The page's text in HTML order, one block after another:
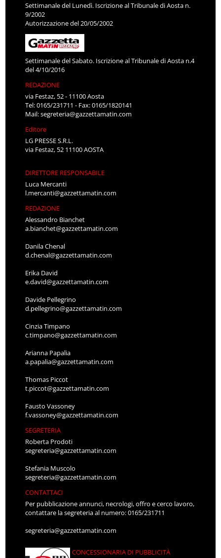
Settimanale del Lunedì. Iscrizione al Tribunale di Aosta n.
9/2002
Autorizzazione del 20/05/2002
Settimanale del Sabato. Iscrizione al Tribunale di Aosta n.4
del 4/10/2016
REDAZIONE
via Festaz, 52 - 11100 Aosta
Tel: 0165/231711 - Fax: 0165/1820141
Mail:segreteria@gazzettamatin.com
Editore
LG PRESSE S.R.L.
via Festaz, 52 11100 AOSTA
DIRETTORE RESPONSABILE
Luca Mercanti
l.mercanti@gazzettamatin.com
REDAZIONE
Alessandro Bianchet
a.bianchet@gazzettamatin.com
Danila Chenal
d.chenal@gazzettamatin.com
Erika David
e.david@gazzettamatin.com
Davide Pellegrino
d.pellegrino@gazzettamatin.com
Cinzia Timpano
c.timpano@gazzettamatin.com
Arianna Papalia
a.papalia@gazzettamatin.com
Thomas Piccot
t.piccot@gazzettamatin.com
Fausto Vassoney
f.vassoney@gazzettamatin.com
SEGRETERIA
Roberta Prodoti
segreteria@gazzettamatin.com
Stefania Muscolo
segreteria@gazzettamatin.com
CONTATTACI
Per pubblicazione annunci, necrologi, offro e cerco lavoro,
contattare la segreteria al numero: 0165/231711
segreteria@gazzettamatin.com
CONCESSIONARIA DI PUBBLICITÀ